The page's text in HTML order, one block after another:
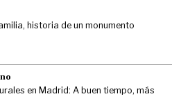
historia de un monumento
en Madrid: A buen tiempo, más